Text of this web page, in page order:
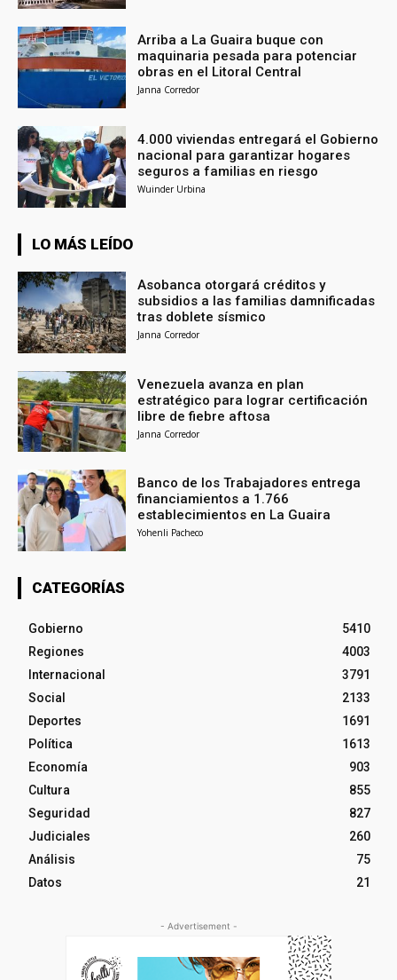
Arriba a La Guaira buque con
maquinaria pesada para potenciar
obras en el Litoral Central
Janna Corredor
4.000 viviendas entregará el Gobierno
nacional para garantizar hogares
seguros a familias en riesgo
Wuinder Urbina
LO MÁS LEÍDO
Asobanca otorgará créditos y
subsidios a las familias damnificadas
tras doblete sísmico
Janna Corredor
Venezuela avanza en plan
estratégico para lograr certificación
libre de fiebre aftosa
Janna Corredor
Banco de los Trabajadores entrega
financiamientos a 1.766
establecimientos en La Guaira
Yohenli Pacheco
CATEGORÍAS
Gobierno
5410
Regiones
4003
Internacional
3791
Social
2133
Deportes
1691
Política
1613
Economía
903
Cultura
855
Seguridad
827
Judiciales
260
Análisis
75
Datos
21
- Advertisement -